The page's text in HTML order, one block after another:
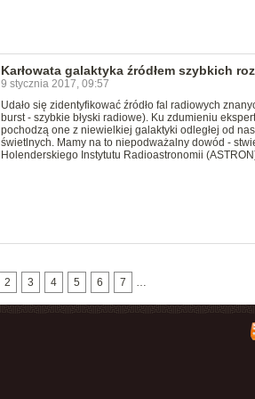
Karłowata galaktyka źródłem szybkich
9 stycznia 2017, 09:57
Udało się zidentyfikować źródło fal radiowych
burst - szybkie błyski radiowe). Ku zdumieniu
pochodzą one z niewielkiej galaktyki odległej od
świetlnych. Mamy na to niepodważalny dowód -
Holenderskiego Instytutu Radioastronomii
2 3 4 5 6 7 …